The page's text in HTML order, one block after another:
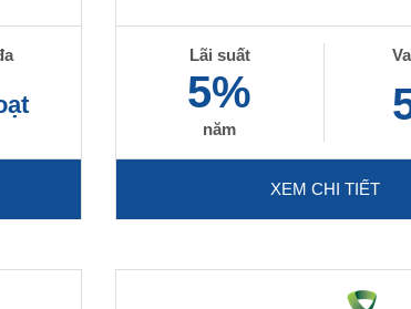
Lãi suất
5%
năm
XEM CHI TIẾT